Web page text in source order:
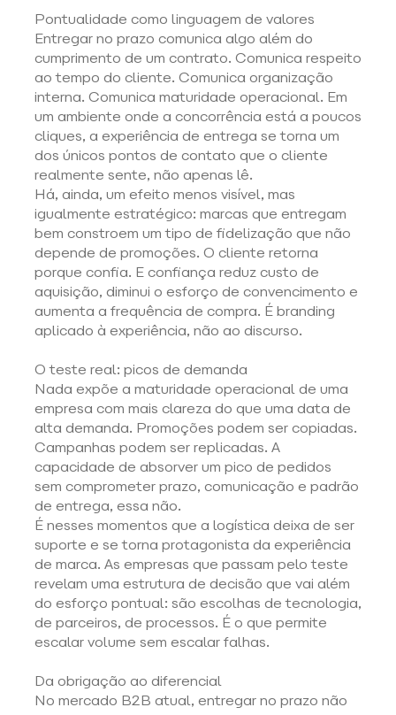
Pontualidade como linguagem de valores
Entregar no prazo comunica algo além do
cumprimento de um contrato. Comunica respeito
ao tempo do cliente. Comunica organização
interna. Comunica maturidade operacional. Em
um ambiente onde a concorrência está a poucos
cliques, a experiência de entrega se torna um
dos únicos pontos de contato que o cliente
realmente sente, não apenas lê.
Há, ainda, um efeito menos visível, mas
igualmente estratégico: marcas que entregam
bem constroem um tipo de fidelização que não
depende de promoções. O cliente retorna
porque confia. E confiança reduz custo de
aquisição, diminui o esforço de convencimento e
aumenta a frequência de compra. É branding
aplicado à experiência, não ao discurso.
O teste real: picos de demanda
Nada expõe a maturidade operacional de uma
empresa com mais clareza do que uma data de
alta demanda. Promoções podem ser copiadas.
Campanhas podem ser replicadas. A
capacidade de absorver um pico de pedidos
sem comprometer prazo, comunicação e padrão
de entrega, essa não.
É nesses momentos que a logística deixa de ser
suporte e se torna protagonista da experiência
de marca. As empresas que passam pelo teste
revelam uma estrutura de decisão que vai além
do esforço pontual: são escolhas de tecnologia,
de parceiros, de processos. É o que permite
escalar volume sem escalar falhas.
Da obrigação ao diferencial
No mercado B2B atual, entregar no prazo não